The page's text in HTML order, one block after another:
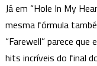
Já em “Hole In My
mesma fórmula
“Farewell” parece
hits incríveis do final